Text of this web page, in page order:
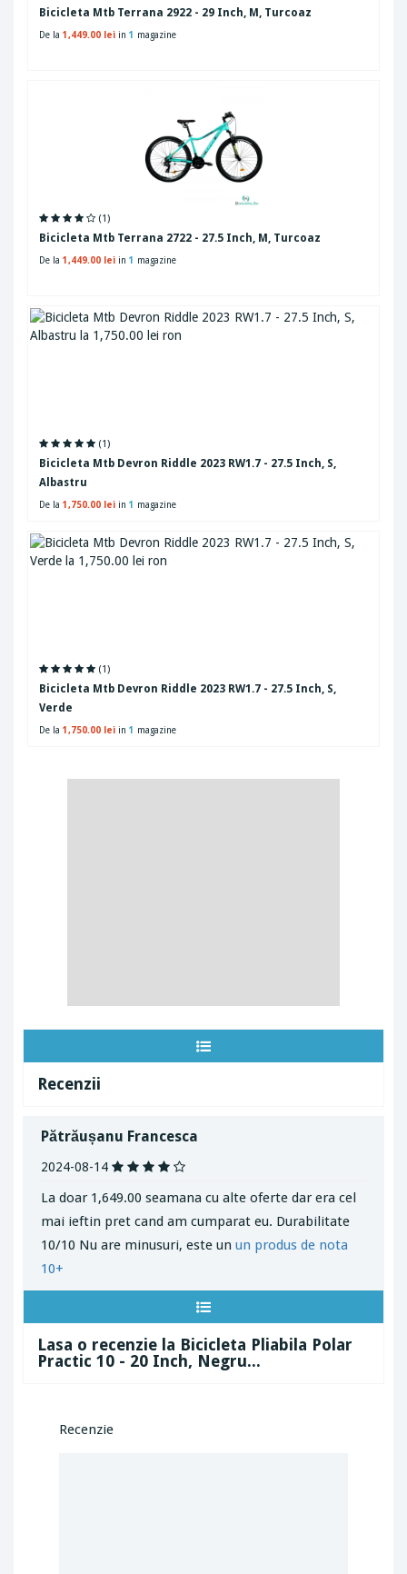
Bicicleta Mtb Terrana 2922 - 29 Inch, M, Turcoaz
De la 1,449.00 lei in 1 magazine
(1)
Bicicleta Mtb Terrana 2722 - 27.5 Inch, M, Turcoaz
De la 1,449.00 lei in 1 magazine
(1)
Bicicleta Mtb Devron Riddle 2023 RW1.7 - 27.5 Inch, S,
Albastru
De la 1,750.00 lei in 1 magazine
(1)
Bicicleta Mtb Devron Riddle 2023 RW1.7 - 27.5 Inch, S,
Verde
De la 1,750.00 lei in 1 magazine
Recenzii
Pătrăușanu Francesca
2024-08-14
La doar 1,649.00 seamana cu alte oferte dar era cel
mai ieftin pret cand am cumparat eu. Durabilitate
10/10 Nu are minusuri, este un un produs de nota
10+
Lasa o recenzie la Bicicleta Pliabila Polar
Practic 10 - 20 Inch, Negru...
Recenzie